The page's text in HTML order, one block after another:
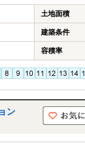
土地面積
建築条件
容積率
ン